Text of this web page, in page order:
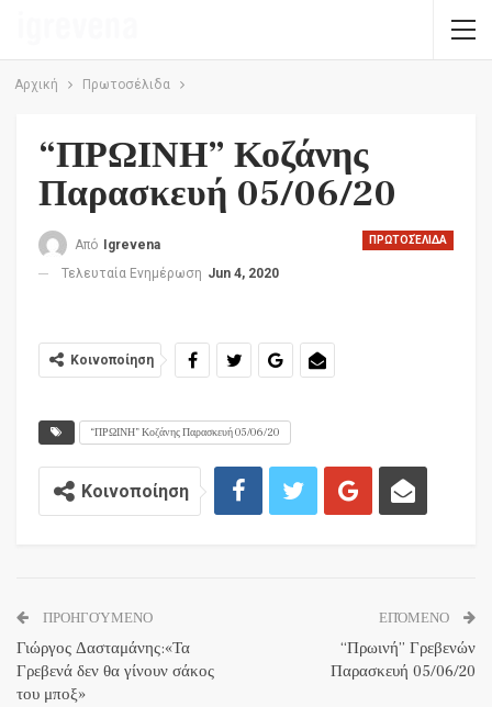
Αρχική Πρωτοσέλιδα
“ΠΡΩΙΝΗ” Κοζάνης
Παρασκευή 05/06/20
ΠΡΩΤΟΣΈΛΙΔΑ
Από Igrevena
Τελευταία Ενημέρωση Jun 4, 2020
Κοινοποίηση
“ΠΡΩΙΝΗ” Κοζάνης Παρασκευή 05/06/20
Κοινοποίηση
ΠΡΟΗΓΟΎΜΕΝΟ
Γιώργος Δασταμάνης:«Τα
Γρεβενά δεν θα γίνουν σάκος
του μποξ»
ΕΠΌΜΕΝΟ
“Πρωινή” Γρεβενών
Παρασκευή 05/06/20